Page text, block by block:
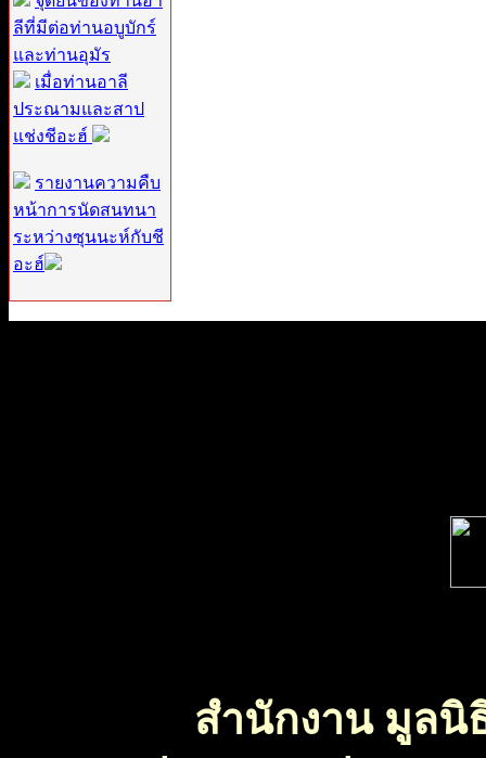
ลีที่มีต่อท่านอบูบักร์
และท่านอุมัร
เมื่อท่านอาลี
ประณามและสาป
แช่งชีอะฮ์
รายงานความคืบ
หน้าการนัดสนทนา
ระหว่างซุนนะห์กับชี
อะฮ์
สำนักงาน มูลนิ